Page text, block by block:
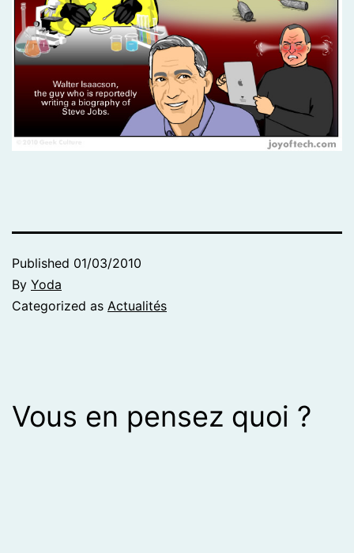
Published 01/03/2010
By Yoda
Categorized as Actualités
Vous en pensez quoi ?